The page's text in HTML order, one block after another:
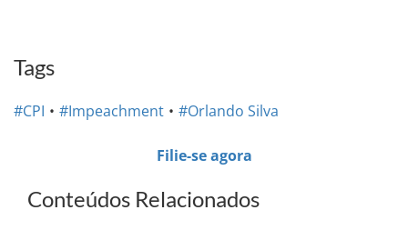
Tags
#CPI #Impeachment #Orlando Silva
Filie-se agora
Conteúdos Relacionados